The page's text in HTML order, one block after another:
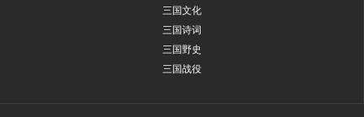
三国文化
三国诗词
三国野史
三国战役